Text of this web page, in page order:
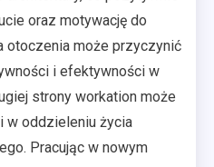
oraz motywację do
otoczenia może przyczynić
i efektywności w
strony workation może
w oddzieleniu życia
Pracując w nowym